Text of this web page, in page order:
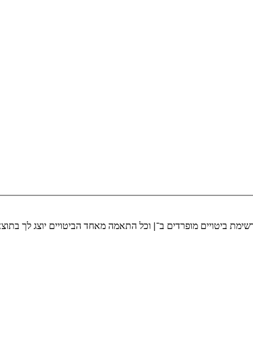
ביטויים מופרדים ב־| וכל התאמה מאחד הביטויים יוצג לך